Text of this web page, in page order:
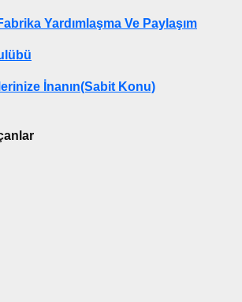
Yardımlaşma Ve Paylaşım
İnanın(Sabit Konu)